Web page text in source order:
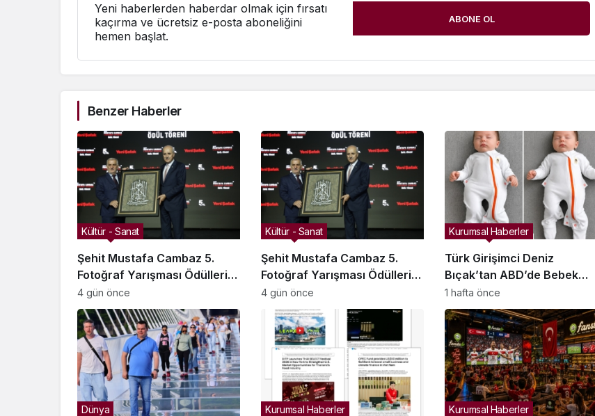
Yeni haberlerden haberdar olmak için fırsatı
kaçırma ve ücretsiz e-posta aboneliğini
hemen başlat.
ABONE OL
Benzer Haberler
Şehit Mustafa Cambaz 5.
Fotoğraf Yarışması Ödülleri
Demokrasi ve Özgürlükler
Adası’nda Sahiplerini Buldu
Kültür - Sanat
4 gün önce
Şehit Mustafa Cambaz 5.
Fotoğraf Yarışması Ödülleri
Demokrasi ve Özgürlükler
Adası’nda Sahiplerini Buldu
Kültür - Sanat
4 gün önce
Türk Girişimci Deniz
Bıçak’tan ABD’de Bebek
Güvenli Uykusuna Yenilikçi
Dokunuş
Kurumsal Haberler
1 hafta önce
Dünya Kurumsal Haberler Kurumsal Haberler